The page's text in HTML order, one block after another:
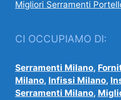
Migliori Serramenti
CI OCCUPIAMO DI:
Serramenti Milano,
Milano, Infissi Milano,
Serramenti Milano,